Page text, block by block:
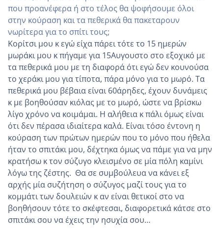
που προανέφερα ή στο τέλος θα ψοφήσουμε όλοι
στην κούραση και τα πεθερικά θα πακεταρουν
νωρίτερα για το σπίτι τους;
Κορίτσι μου κ εγώ είχα πάρει τότε το 15 ημερών
μωράκι μου κ πήγαμε για 15Αυγουστο στο εξοχικό με
τα πεθερικά μου με τη διαφορά ότι εγώ δεν κουνούσα
το χεράκι μου για τίποτα, πάρα μόνο για το μωρό. Τα
πεθερικά μου βέβαια είναι 60άρηδες, έχουν δυνάμεις
κ με βοηθούσαν κιόλας με το μωρό, ώστε να βρίσκω
λίγο χρόνο να κοιμάμαι. Η αλήθεια κ πάλι όμως είναι
ότι δεν πέρασα ιδιαίτερα καλά. Είναι τόσο έντονη η
κούραση των πρώτων ημερών που το μόνο που ήθελα
ήταν το σπιτάκι μου, δέχτηκα όμως να πάμε για να μην
κρατήσω κ τον σύζυγο κλεισμένο σε μία πόλη καμίνι
λόγω της ζέστης. Θα σε συμβούλευα να κάνει εξ
αρχής μία συζήτηση ο σύζυγος μαζί τους για το
κομμάτι των δουλειών κ αν είναι θετικοί στο να
βοηθήσουν τότε το σκέφτεσαι, διαφορετικά κάτσε στο
σπιτάκι σου να έχεις την ησυχία σου…